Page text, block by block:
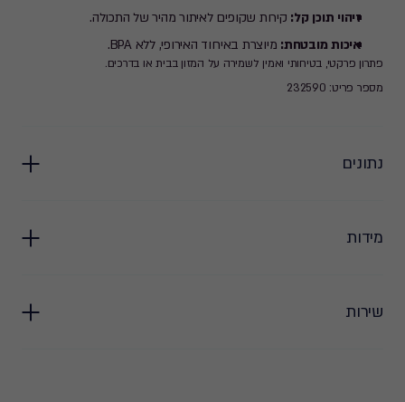
זיהוי תוכן קל: קירות שקופים לאיתור מהיר של התכולה.
איכות מובטחת: מיוצרת באיחוד האירופי, ללא BPA.
פתרון פרקטי, בטיחותי ואמין לשמירה על המזון בבית או בדרכים.
מספר פריט: 232590
נתונים
מידות
שירות